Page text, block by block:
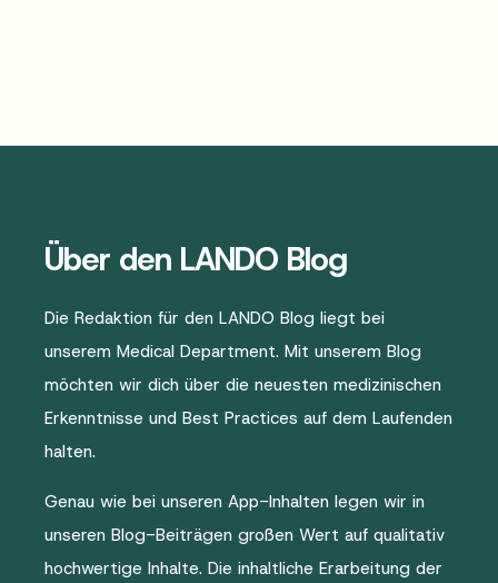
Über den LANDO Blog
Die Redaktion für den LANDO Blog liegt bei
unserem Medical Department. Mit unserem Blog
möchten wir dich über die neuesten medizinischen
Erkenntnisse und Best Practices auf dem Laufenden
halten.
Genau wie bei unseren App-Inhalten legen wir in
unseren Blog-Beiträgen großen Wert auf qualitativ
hochwertige Inhalte. Die inhaltliche Erarbeitung der